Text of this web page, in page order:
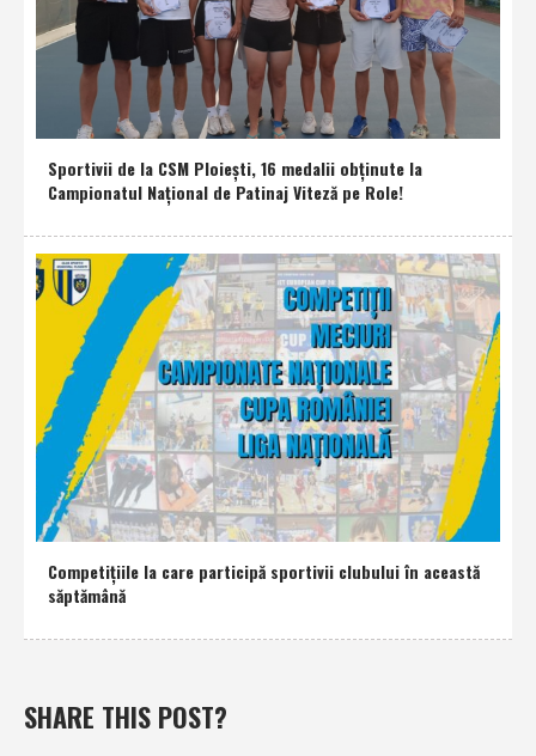
Sportivii de la CSM Ploieşti, 16 medalii obţinute la
Campionatul Naţional de Patinaj Viteză pe Role!
Competiţiile la care participă sportivii clubului în această
săptămână
SHARE THIS POST?